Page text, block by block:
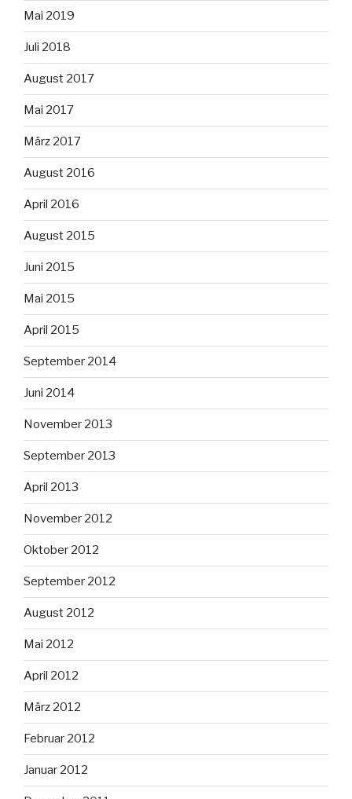
Mai 2019
Juli 2018
August 2017
Mai 2017
März 2017
August 2016
April 2016
August 2015
Juni 2015
Mai 2015
April 2015
September 2014
Juni 2014
November 2013
September 2013
April 2013
November 2012
Oktober 2012
September 2012
August 2012
Mai 2012
April 2012
März 2012
Februar 2012
Januar 2012